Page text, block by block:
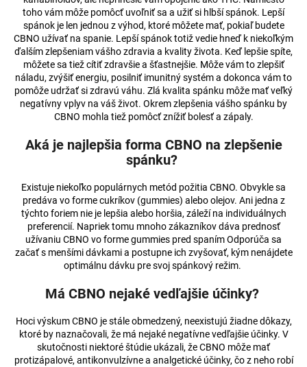
toho vám môže pomôcť uvoľniť sa a užiť si hlbší spánok. Lepší
spánok je len jednou z výhod, ktoré môžete mať, pokiaľ budete
CBNO užívať na spanie. Lepší spánok totiž vedie hneď k niekoľkým
ďalším zlepšeniam vášho zdravia a kvality života. Keď lepšie spíte,
môžete sa tiež cítiť zdravšie a šťastnejšie. Môže vám to zlepšiť
náladu, zvýšiť energiu, posilniť imunitný systém a dokonca vám to
pomôže udržať si zdravú váhu. Zlá kvalita spánku môže mať veľký
negatívny vplyv na váš život. Okrem zlepšenia vášho spánku by
CBNO mohla tiež pomôcť znížiť bolesť a zápaly.
Aká je najlepšia forma CBNO na zlepšenie
spánku?
Existuje niekoľko populárnych metód požitia CBNO. Obvykle sa
predáva vo forme cukríkov (gummies) alebo olejov. Ani jedna z
týchto foriem nie je lepšia alebo horšia, záleží na individuálnych
preferencií. Napriek tomu mnoho zákazníkov dáva prednosť
užívaniu CBNO vo forme gummies pred spaním Odporúča sa
začať s menšími dávkami a postupne ich zvyšovať, kým nenájdete
optimálnu dávku pre svoj spánkový režim.
Má CBNO nejaké vedľajšie účinky?
Hoci výskum CBNO je stále obmedzený, neexistujú žiadne dôkazy,
ktoré by naznačovali, že má nejaké negatívne vedľajšie účinky. V
skutočnosti niektoré štúdie ukázali, že CBNO môže mať
protizápalové, antikonvulzívne a analgetické účinky, čo z neho robí
SPECTRUM
30ML
€51,31
Pôvodne:
€51,57